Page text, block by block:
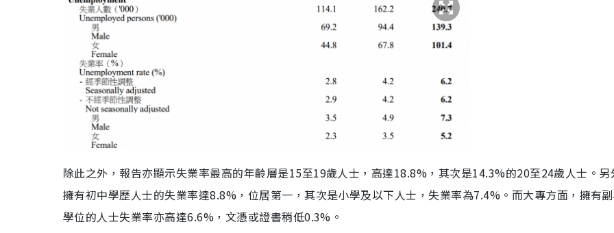
除此之外，報告亦顯示失業率最高的年齡層是15至19歲人士，高達18.8%，其次是14.3%的20至24歲人士。另
擁有初中學歷人士的失業率達8.8%，位居第一，其次是小學及以下人士，失業率為7.4%。而大專方面，擁有
學位的人士失業率亦高達6.6%，文憑或證書稍低0.3%。